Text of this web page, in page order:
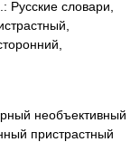
словари,
необъективный
пристрастный